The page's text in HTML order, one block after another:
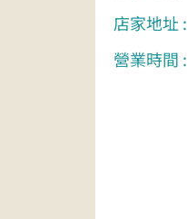
店家地址 :
營業時間 :